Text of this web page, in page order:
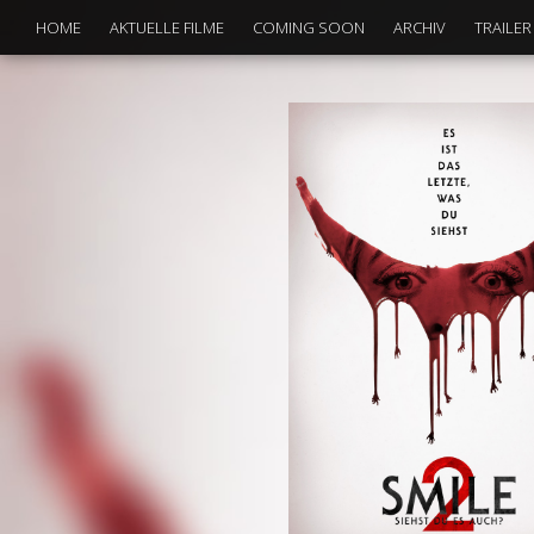
HOME AKTUELLE FILME COMING SOON ARCHIV TRAILER